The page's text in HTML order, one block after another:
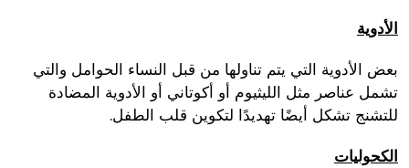
الأدوية
بعض الأدوية التي يتم تناولها من قبل النساء الحوامل والتي
تشمل عناصر مثل الليثيوم أو أكوتاني أو الأدوية المضادة
للتشنج تشكل أيضًا تهديدًا لتكوين قلب الطفل.
الكحوليات